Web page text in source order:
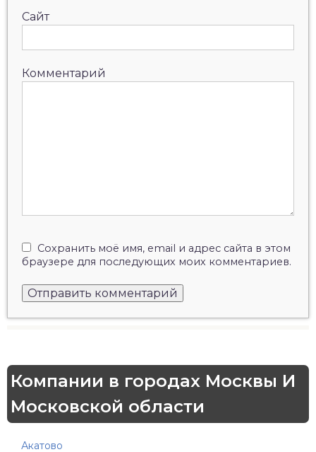
Сайт
Комментарий
Сохранить моё имя, email и адрес сайта в этом
браузере для последующих моих комментариев.
Компании в городах Москвы И
Московской области
Акатово